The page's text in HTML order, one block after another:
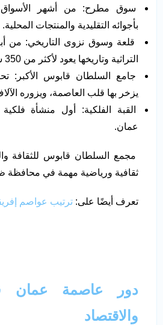
سوق مطرح: من أشهر الأسواق
بأجوائه التقليدية والمنتجات المحلية.
قلعة وسوق نزوى التاريخي: من
التراثية وتاريخها يعود لأكثر من 350 سنة.
جامع السلطان قابوس الأكبر:
يزخر بها قلب العاصمة، ويزوره
القبة الفلكية: أول منشأة
عمان.
مجمع السلطان قابوس للثقافة
ثقافية ورياضية مهمة في محافظة
تعرف أيضًا على: ترتيب عواصم
دور عاصمة عمان
والاقتصاد